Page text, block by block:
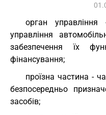
орган
управління
забезпечення їх
фінансування;
проїзна частина -
безпосередньо
засобів;